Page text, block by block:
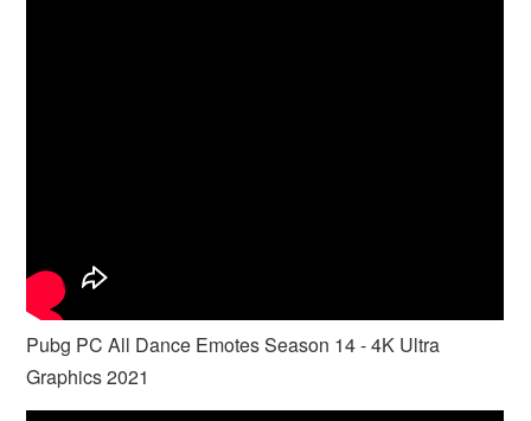
Pubg PC All Dance Emotes Season 14 - 4K Ultra
Graphics 2021